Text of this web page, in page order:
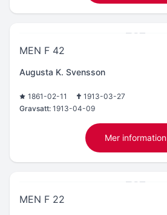
MEN F 42
Augusta K. Svensson
1861-02-11
1913-03-27
Gravsatt: 1913-04-09
Mer information
MEN F 22